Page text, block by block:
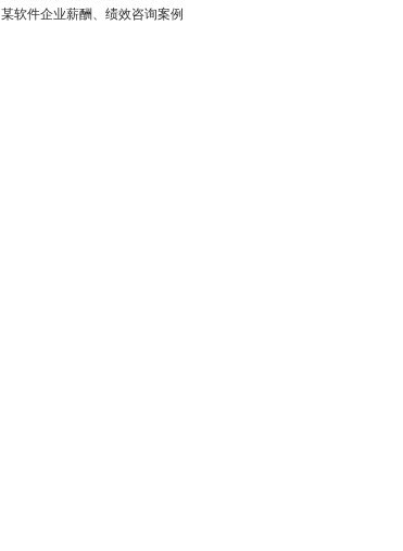
某软件企业薪酬、绩效咨询案例